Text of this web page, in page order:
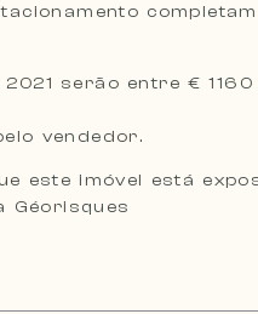
serão entre € 1160
vendedor.
este imóvel está
Géorisques